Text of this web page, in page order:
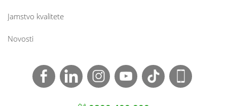
Jamstvo kvalitete
Novosti